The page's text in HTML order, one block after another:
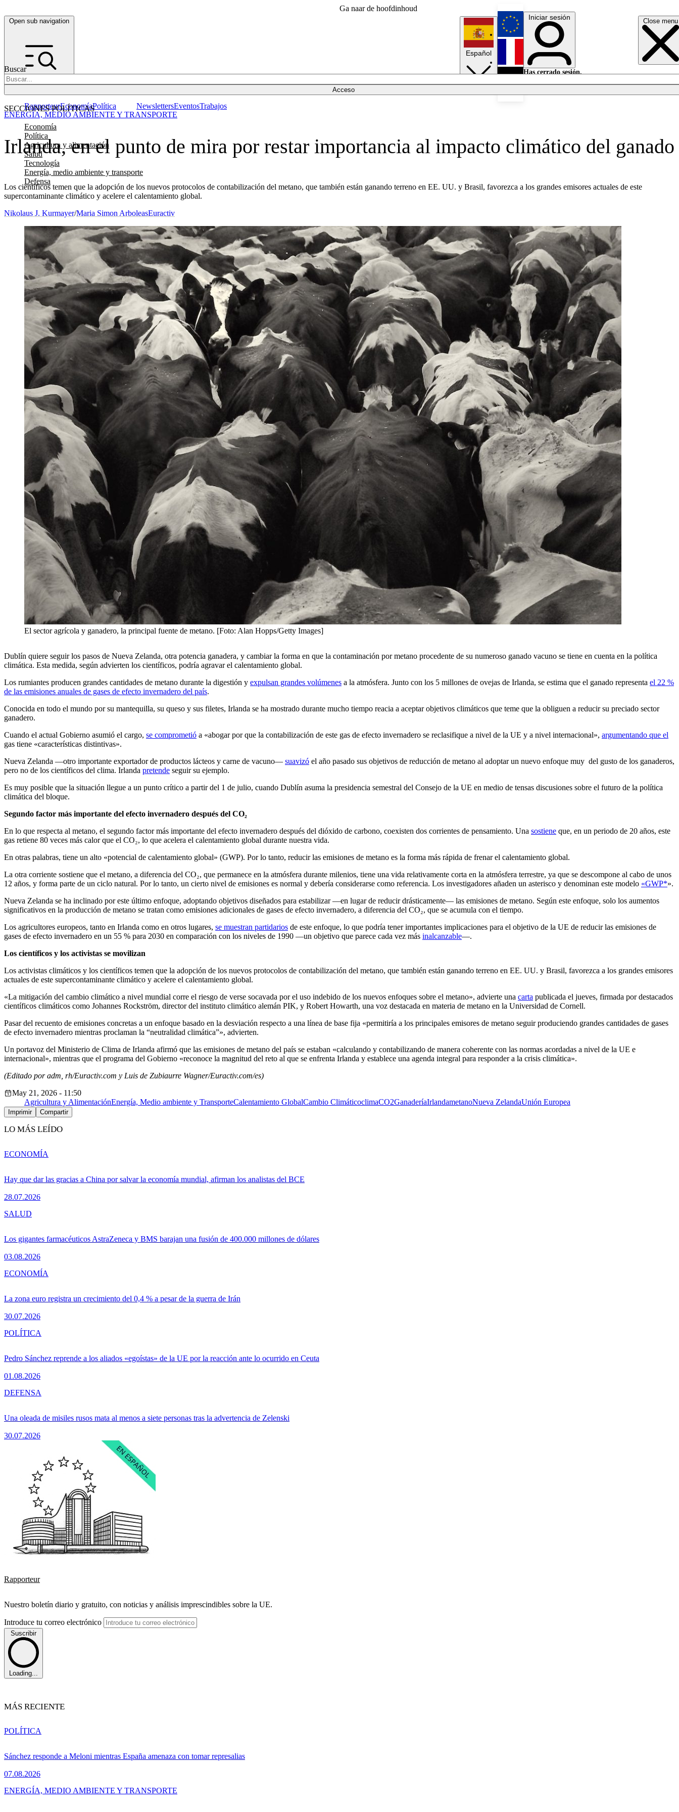
Ga naar de hoofdinhoud
Open sub navigation Close menu
Buscar
Acceso
SECCIONES POLÍTICAS
Economía
Política
Agricultura y alimentación
Salud
Tecnología
Energía, medio ambiente y transporte
Defensa
RapporteurEconomíaPolítica NewslettersEventosTrabajos
Español
English
Français
Iniciar sesión
Has cerrado sesión.
Irlanda, en el punto de mira por restar importancia al impacto climático del ganado
Los científicos temen que la adopción de los nuevos protocolos de contabilización del metano, que también están ganando terreno en EE. UU. y Brasil, favorezca a los grandes emisores actuales de este
supercontaminante climático y acelere el calentamiento global.
ENERGÍA, MEDIO AMBIENTE Y TRANSPORTE
Nikolaus J. Kurmayer/Maria Simon ArboleasEuractiv
El sector agrícola y ganadero, la principal fuente de metano. [Foto: Alan Hopps/Getty Images]
Dublín quiere seguir los pasos de Nueva Zelanda, otra potencia ganadera, y cambiar la forma en que la contaminación por metano procedente de su numeroso ganado vacuno se tiene en cuenta en la política
climática. Esta medida, según advierten los científicos, podría agravar el calentamiento global.
Los rumiantes producen grandes cantidades de metano durante la digestión y expulsan grandes volúmenes a la atmósfera. Junto con los 5 millones de ovejas de Irlanda, se estima que el ganado representa el 22 %
de las emisiones anuales de gases de efecto invernadero del país.
Conocida en todo el mundo por su mantequilla, su queso y sus filetes, Irlanda se ha mostrado durante mucho tiempo reacia a aceptar objetivos climáticos que teme que la obliguen a reducir su preciado sector
ganadero.
Cuando el actual Gobierno asumió el cargo, se comprometió a «abogar por que la contabilización de este gas de efecto invernadero se reclasifique a nivel de la UE y a nivel internacional», argumentando que el
gas tiene «características distintivas».
Nueva Zelanda —otro importante exportador de productos lácteos y carne de vacuno— suavizó el año pasado sus objetivos de reducción de metano al adoptar un nuevo enfoque muy del gusto de los ganaderos,
pero no de los científicos del clima. Irlanda pretende seguir su ejemplo.
Es muy posible que la situación llegue a un punto crítico a partir del 1 de julio, cuando Dublín asuma la presidencia semestral del Consejo de la UE en medio de tensas discusiones sobre el futuro de la política
climática del bloque.
Segundo factor más importante del efecto invernadero después del CO₂
En lo que respecta al metano, el segundo factor más importante del efecto invernadero después del dióxido de carbono, coexisten dos corrientes de pensamiento. Una sostiene que, en un periodo de 20 años, este
gas retiene 80 veces más calor que el CO₂, lo que acelera el calentamiento global durante nuestra vida.
En otras palabras, tiene un alto «potencial de calentamiento global» (GWP). Por lo tanto, reducir las emisiones de metano es la forma más rápida de frenar el calentamiento global.
La otra corriente sostiene que el metano, a diferencia del CO₂, que permanece en la atmósfera durante milenios, tiene una vida relativamente corta en la atmósfera terrestre, ya que se descompone al cabo de unos
12 años, y forma parte de un ciclo natural. Por lo tanto, un cierto nivel de emisiones es normal y debería considerarse como referencia. Los investigadores añaden un asterisco y denominan este modelo «GWP*».
Nueva Zelanda se ha inclinado por este último enfoque, adoptando objetivos diseñados para estabilizar —en lugar de reducir drásticamente— las emisiones de metano. Según este enfoque, solo los aumentos
significativos en la producción de metano se tratan como emisiones adicionales de gases de efecto invernadero, a diferencia del CO₂, que se acumula con el tiempo.
Los agricultores europeos, tanto en Irlanda como en otros lugares, se muestran partidarios de este enfoque, lo que podría tener importantes implicaciones para el objetivo de la UE de reducir las emisiones de
gases de efecto invernadero en un 55 % para 2030 en comparación con los niveles de 1990 —un objetivo que parece cada vez más inalcanzable—.
Los científicos y los activistas se movilizan
Los activistas climáticos y los científicos temen que la adopción de los nuevos protocolos de contabilización del metano, que también están ganando terreno en EE. UU. y Brasil, favorezca a los grandes emisores
actuales de este supercontaminante climático y acelere el calentamiento global.
«La mitigación del cambio climático a nivel mundial corre el riesgo de verse socavada por el uso indebido de los nuevos enfoques sobre el metano», advierte una carta publicada el jueves, firmada por destacados
científicos climáticos como Johannes Rockström, director del instituto climático alemán PIK, y Robert Howarth, una voz destacada en materia de metano en la Universidad de Cornell.
Pasar del recuento de emisiones concretas a un enfoque basado en la desviación respecto a una línea de base fija «permitiría a los principales emisores de metano seguir produciendo grandes cantidades de gases
de efecto invernadero mientras proclaman la “neutralidad climática”», advierten.
Un portavoz del Ministerio de Clima de Irlanda afirmó que las emisiones de metano del país se estaban «calculando y contabilizando de manera coherente con las normas acordadas a nivel de la UE e
internacional», mientras que el programa del Gobierno «reconoce la magnitud del reto al que se enfrenta Irlanda y establece una agenda integral para responder a la crisis climática».
(Editado por adm, rh/Euractiv.com y Luis de Zubiaurre Wagner/Euractiv.com/es)
May 21, 2026 - 11:50
Agricultura y AlimentaciónEnergía, Medio ambiente y TransporteCalentamiento GlobalCambio ClimáticoclimaCO2GanaderíaIrlandametanoNueva ZelandaUnión Europea
Imprimir Compartir
LO MÁS LEÍDO
Hay que dar las gracias a China por salvar la economía mundial, afirman los analistas del BCE
28.07.2026
ECONOMÍA
Los gigantes farmacéuticos AstraZeneca y BMS barajan una fusión de 400.000 millones de dólares
03.08.2026
SALUD
La zona euro registra un crecimiento del 0,4 % a pesar de la guerra de Irán
30.07.2026
ECONOMÍA
Pedro Sánchez reprende a los aliados «egoístas» de la UE por la reacción ante lo ocurrido en Ceuta
01.08.2026
POLÍTICA
Una oleada de misiles rusos mata al menos a siete personas tras la advertencia de Zelenski
30.07.2026
DEFENSA
Rapporteur
Nuestro boletín diario y gratuito, con noticias y análisis imprescindibles sobre la UE.
Introduce tu correo electrónico
Suscribir
Loading...
MÁS RECIENTE
Sánchez responde a Meloni mientras España amenaza con tomar represalias
07.08.2026
POLÍTICA
ENERGÍA, MEDIO AMBIENTE Y TRANSPORTE